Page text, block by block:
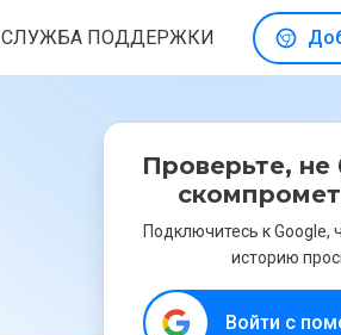
СЛУЖБА ПОДДЕРЖКИ
Проверьте,
Подключитесь к Google,
историю
Войти с